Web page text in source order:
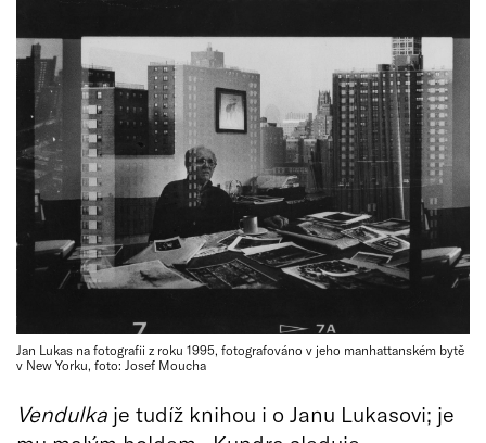
Jan Lukas na fotografii z roku 1995, fotografováno v jeho manhattanském bytě
v New Yorku, foto: Josef Moucha
Vendulka je tudíž knihou i o Janu Lukasovi; je